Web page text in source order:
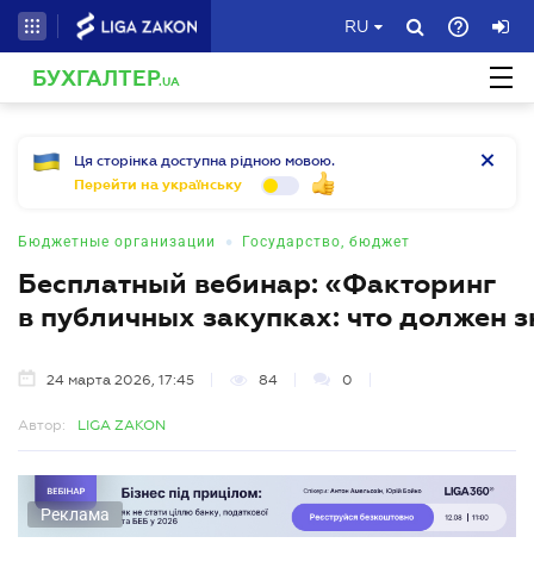
RU
БУХГАЛТЕР.UA
Ця сторінка доступна рідною мовою.
Перейти на українську
Бюджетные организации • Государство, бюджет
Бесплатный вебинар: «Факторинг
в публичных закупках: что должен
24 марта 2026, 17:45 84 0
Автор: LIGA ZAKON
Реклама